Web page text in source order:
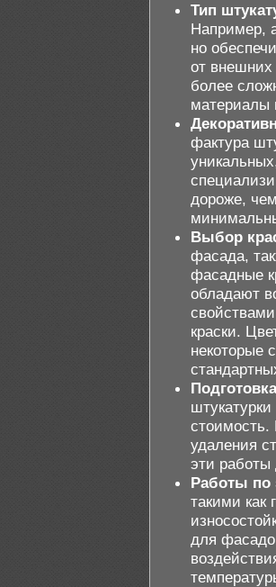
Тип
Например,
но
от внешних
более
материалы
фактура
дороже,
Выбор
фасада,
фасадные
обладают
краски.
некоторые
стоимость.
удаления
эти работы
Работы по
такими как
для